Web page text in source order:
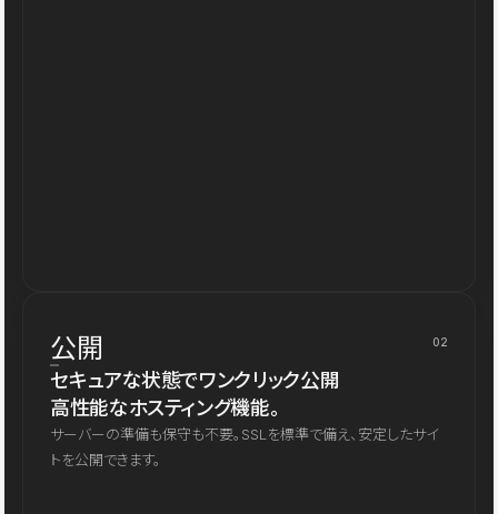
公開 02
セキュアな状態でワンクリック公開
高性能なホスティング機能。
サーバーの準備も保守も不要。SSLを標準で備え、安定したサイ
トを公開できます。